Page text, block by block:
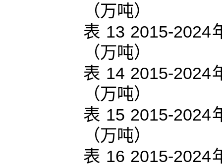
（万吨）
表 13 2015-2024
（万吨）
表 14 2015-2024
（万吨）
表 15 2015-2024
（万吨）
表 16 2015-2024